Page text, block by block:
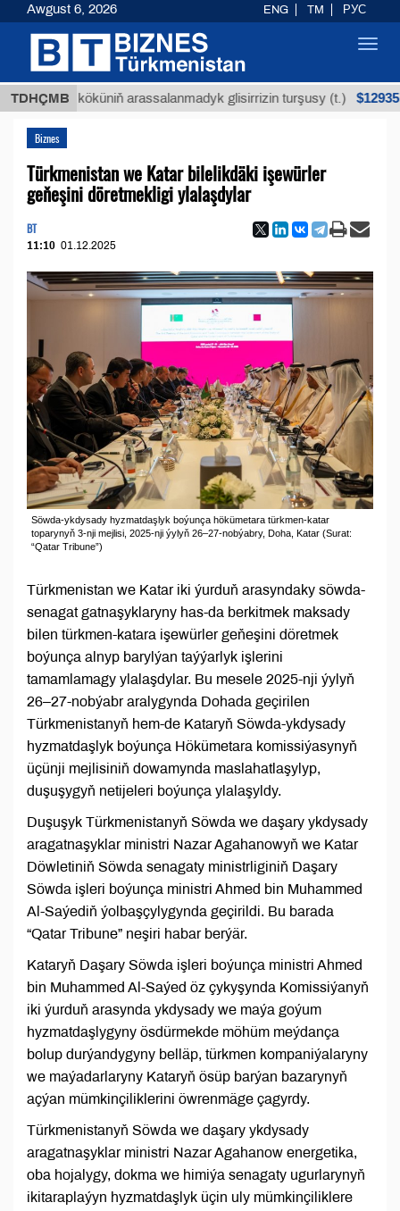
TDHÇMB
köküniň arassalanmadyk glisirrizin turşusy (t.) $12935,18
Biznes
Türkmenistan we Katar bilelikdäki işewürler
geňeşini döretmekligi ylalaşdylar
BT
11:10 01.12.2025
Söwda-ykdysady hyzmatdaşlyk boýunça hökümetara türkmen-katar
toparynyň 3-nji mejlisi, 2025-nji ýylyň 26–27-nobýabry, Doha, Katar (Surat:
“Qatar Tribune”)
Türkmenistan we Katar iki ýurduň arasyndaky söwda-
senagat gatnaşyklaryny has-da berkitmek maksady
bilen türkmen-katara işewürler geňeşini döretmek
boýunça alnyp barylýan taýýarlyk işlerini
tamamlamagy ylalaşdylar. Bu mesele 2025-nji ýylyň
26–27-nobýabr aralygynda Dohada geçirilen
Türkmenistanyň hem-de Kataryň Söwda-ykdysady
hyzmatdaşlyk boýunça Hökümetara komissiýasynyň
üçünji mejlisiniň dowamynda maslahatlaşylyp,
duşuşygyň netijeleri boýunça ylalaşyldy.
Duşuşyk Türkmenistanyň Söwda we daşary ykdysady
aragatnaşyklar ministri Nazar Agahanowyň we Katar
Döwletiniň Söwda senagaty ministrliginiň Daşary
Söwda işleri boýunça ministri Ahmed bin Muhammed
Al-Saýediň ýolbaşçylygynda geçirildi. Bu barada
“Qatar Tribune” neşiri habar berýär.
Kataryň Daşary Söwda işleri boýunça ministri Ahmed
bin Muhammed Al-Saýed öz çykyşynda Komissiýanyň
iki ýurduň arasynda ykdysady we maýa goýum
hyzmatdaşlygyny ösdürmekde möhüm meýdança
bolup durýandygyny belläp, türkmen kompaniýalaryny
we maýadarlaryny Kataryň ösüp barýan bazarynyň
açýan mümkinçiliklerini öwrenmäge çagyrdy.
Türkmenistanyň Söwda we daşary ykdysady
aragatnaşyklar ministri Nazar Agahanow energetika,
oba hojalygy, dokma we himiýa senagaty ugurlarynyň
ikitaraplaýyn hyzmatdaşlyk üçin uly mümkinçiliklere
Awgust 6, 2026 ENG TM РУС